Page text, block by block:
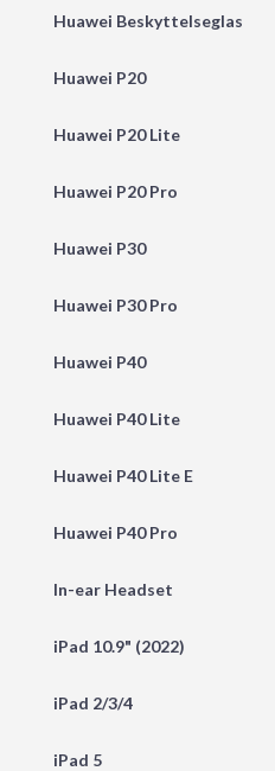
Huawei Beskyttelseglas
Huawei P20
Huawei P20 Lite
Huawei P20 Pro
Huawei P30
Huawei P30 Pro
Huawei P40
Huawei P40 Lite
Huawei P40 Lite E
Huawei P40 Pro
In-ear Headset
iPad 10.9" (2022)
iPad 2/3/4
iPad 5